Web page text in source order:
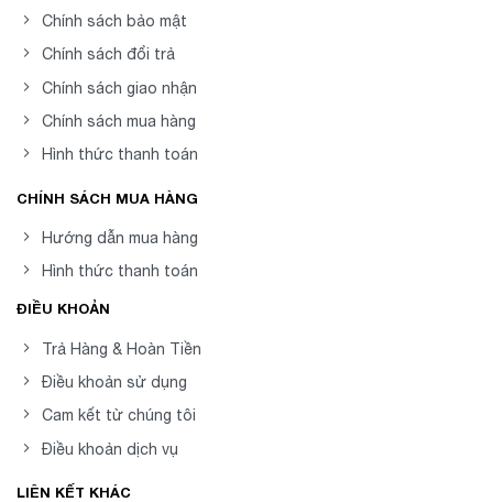
Chính sách bảo mật
Chính sách đổi trả
Chính sách giao nhận
Chính sách mua hàng
Hình thức thanh toán
CHÍNH SÁCH MUA HÀNG
Hướng dẫn mua hàng
Hình thức thanh toán
ĐIỀU KHOẢN
Trả Hàng & Hoàn Tiền
Điều khoản sử dụng
Cam kết từ chúng tôi
Điều khoản dịch vụ
LIÊN KẾT KHÁC